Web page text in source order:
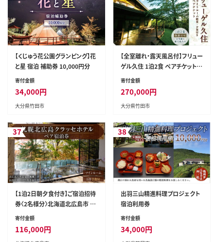
【くじゅう花公園グランピング】花
と星 宿泊 補助券 10,000円分
寄付金額
34,000円
大分県竹田市
【全室離れ・露天風呂付】フリュー
ゲル久住 1泊2食 ペアチケット
スターライトルーム （休前日可）
寄付金額
270,000円
大分県竹田市
37
【1泊2日朝夕食付き】ご宿泊招待
券〈2名様分〉北海道北広島市 宿
泊チケット ツインルーム
寄付金額
116,000円
38
出羽三山精進料理プロジェクト
宿泊利用券
寄付金額
34,000円